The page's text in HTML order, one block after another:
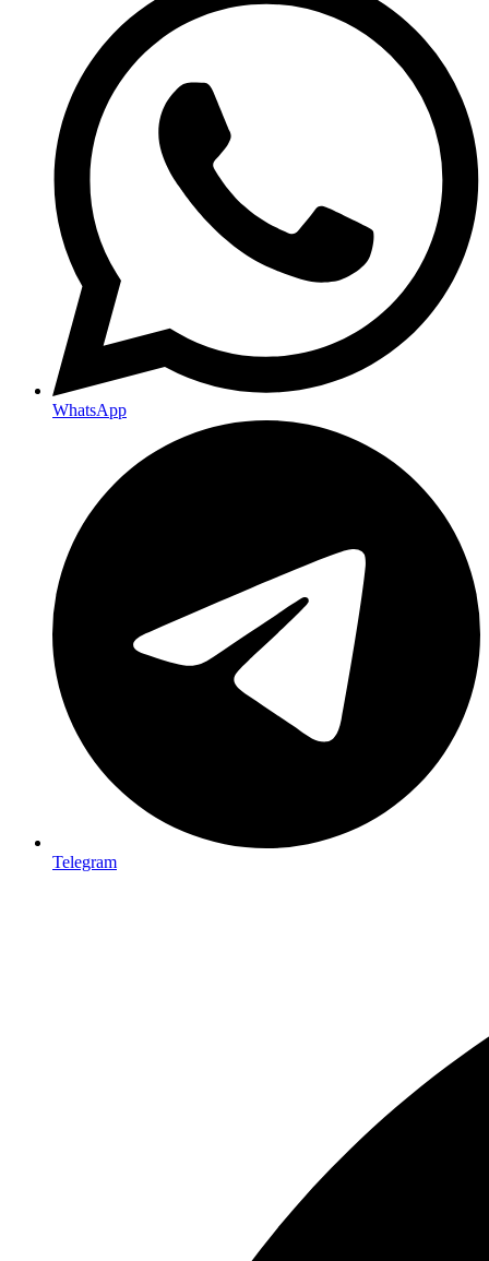
WhatsApp
Telegram